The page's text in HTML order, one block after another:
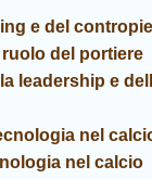
e del
del portiere
leadership e
nel
nel calcio